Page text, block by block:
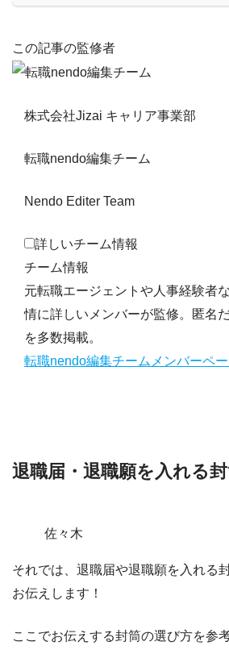
この記事の監修者
株式会社Jizai キャリア事業部
転職nendo編集チーム
Nendo Editer Team
詳しいチーム情報
チーム情報
元転職エージェントや人事経験者
情に詳しいメンバーが監修。匿名
を多数掲載。
転職nendo編集チームメンバーペ
退職届・退職願を入れる
佐々木
それでは、退職届や退職願を入れる
お伝えします！
ここでお伝えする封筒の選び方を参